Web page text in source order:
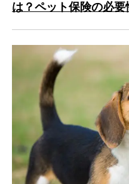
は？ペット保険の必要